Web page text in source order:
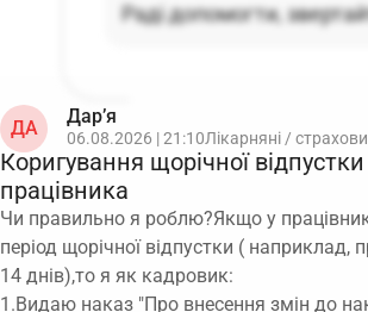
Раді допомогти,
ДА
Дар’я
06.08.2026 | 21:10Лікарняні /
Коригування щорічної
працівника
Чи правильно я роблю?Якщо у
період щорічної відпустки ( наприклад,
14 днів),то я як кадровик:
1.Видаю наказ "Про внесення змін до